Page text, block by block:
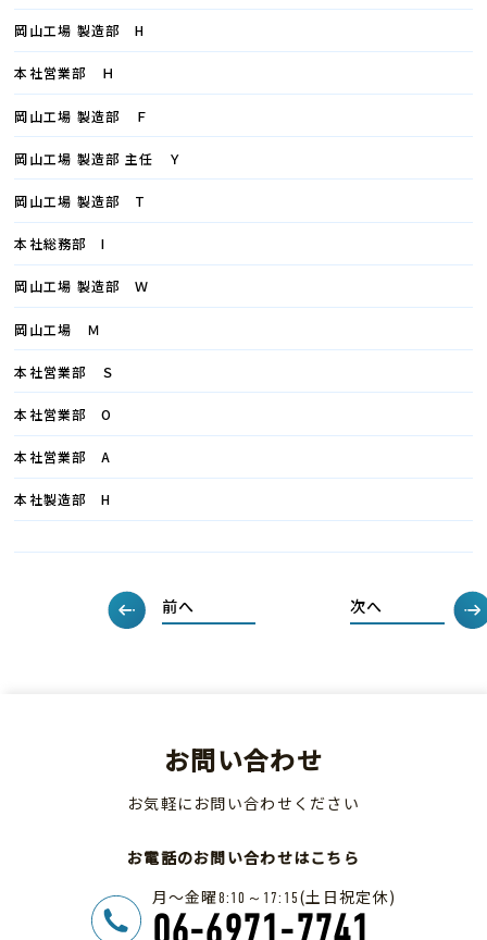
岡山工場 製造部 H
本社営業部 Ｈ
岡山工場 製造部 Ｆ
岡山工場 製造部 主任 Ｙ
岡山工場 製造部 T
本社総務部 I
岡山工場 製造部 Ｗ
岡山工場 Ｍ
本社営業部 Ｓ
本社営業部 O
本社営業部 A
本社製造部 H
前へ 次へ
お問い合わせ
お気軽にお問い合わせください
お電話のお問い合わせはこちら
月～金曜8:10～17:15(土日祝定休)